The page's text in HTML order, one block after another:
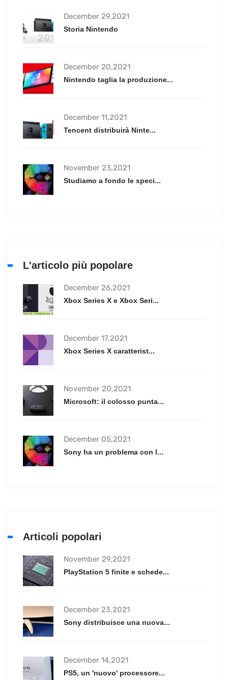
December 29,2021
Storia Nintendo
December 20,2021
Nintendo taglia la produzione...
December 11,2021
Tencent distribuirà Ninte...
November 23,2021
Studiamo a fondo le speci...
L'articolo più popolare
December 26,2021
Xbox Series X e Xbox Seri...
December 17,2021
Xbox Series X caratterist...
November 20,2021
Microsoft: il colosso punta...
December 05,2021
Sony ha un problema con l...
Articoli popolari
November 29,2021
PlayStation 5 finite e schede...
December 23,2021
Sony distribuisce una nuova...
December 14,2021
PS5, un 'nuovo' processore...